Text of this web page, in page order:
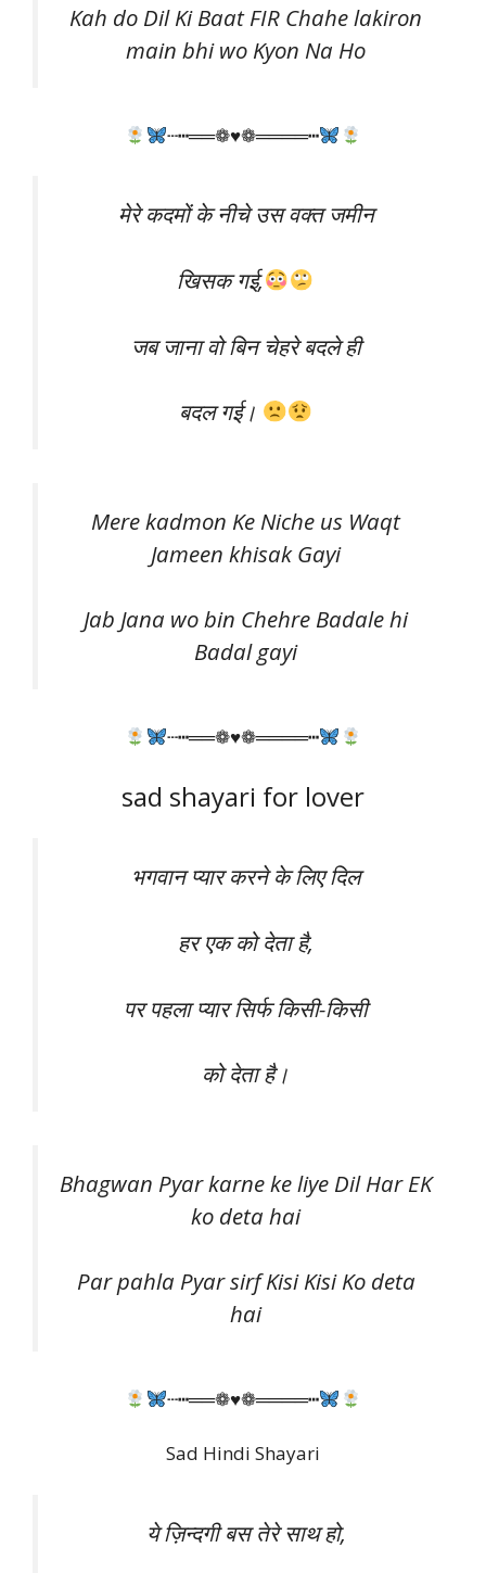
Kah do Dil Ki Baat FIR Chahe lakiron
main bhi wo Kyon Na Ho
┄┅══❁♥❁════┅
मेरे कदमों के नीचे उस वक्त जमीन
खिसक गई,
जब जाना वो बिन चेहरे बदले ही
बदल गई।
Mere kadmon Ke Niche us Waqt
Jameen khisak Gayi
Jab Jana wo bin Chehre Badale hi
Badal gayi
┄┅══❁♥❁════┅
sad shayari for lover
भगवान प्यार करने के लिए दिल
हर एक को देता है,
पर पहला प्यार सिर्फ किसी-किसी
को देता है।
Bhagwan Pyar karne ke liye Dil Har EK
ko deta hai
Par pahla Pyar sirf Kisi Kisi Ko deta
hai
┄┅══❁♥❁════┅
Sad Hindi Shayari
ये ज़िन्दगी बस तेरे साथ हो,